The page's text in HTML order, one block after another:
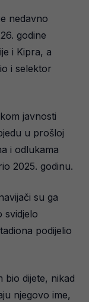
nedavno
godine
i Kipra, a
i selektor
javnosti
u prošloj
i odlukama
2025. godinu.
su ga
svidjelo
podijelio
bio dijete, nikad
njegovo ime,